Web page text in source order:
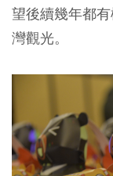
望後續幾年都
灣觀光。